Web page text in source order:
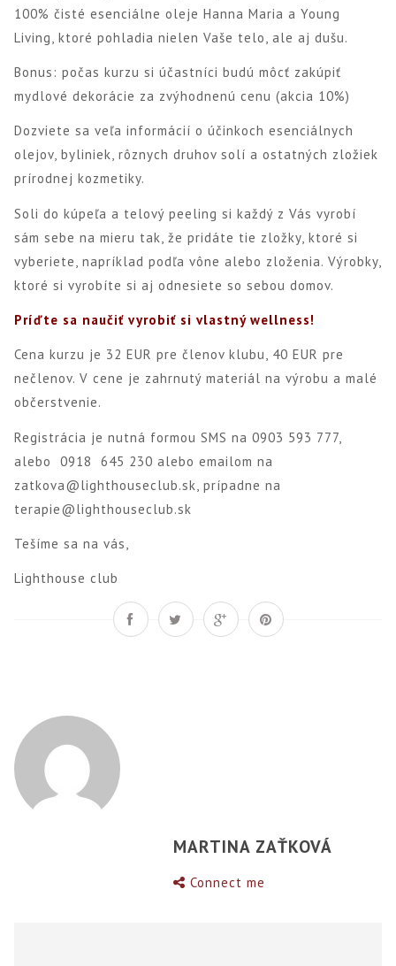
100% čisté esenciálne oleje Hanna Maria a Young
Living, ktoré pohladia nielen Vaše telo, ale aj dušu.
Bonus: počas kurzu si účastníci budú môcť zakúpiť
mydlové dekorácie za zvýhodnenú cenu (akcia 10%)
Dozviete sa veľa informácií o účinkoch esenciálnych
olejov, byliniek, rôznych druhov solí a ostatných zložiek
prírodnej kozmetiky.
Soli do kúpeľa a telový peeling si každý z Vás vyrobí
sám sebe na mieru tak, že pridáte tie zložky, ktoré si
vyberiete, napríklad podľa vône alebo zloženia. Výrobky,
ktoré si vyrobíte si aj odnesiete so sebou domov.
Príďte sa naučiť vyrobiť si vlastný wellness!
Cena kurzu je 32 EUR pre členov klubu, 40 EUR pre
nečlenov. V cene je zahrnutý materiál na výrobu a malé
občerstvenie.
Registrácia je nutná formou SMS na 0903 593 777,
alebo 0918 645 230 alebo emailom na
zatkova@lighthouseclub.sk,prípadne na
terapie@lighthouseclub.sk
Tešíme sa na vás,
Lighthouse club
MARTINA ZAŤKOVÁ
Connect me